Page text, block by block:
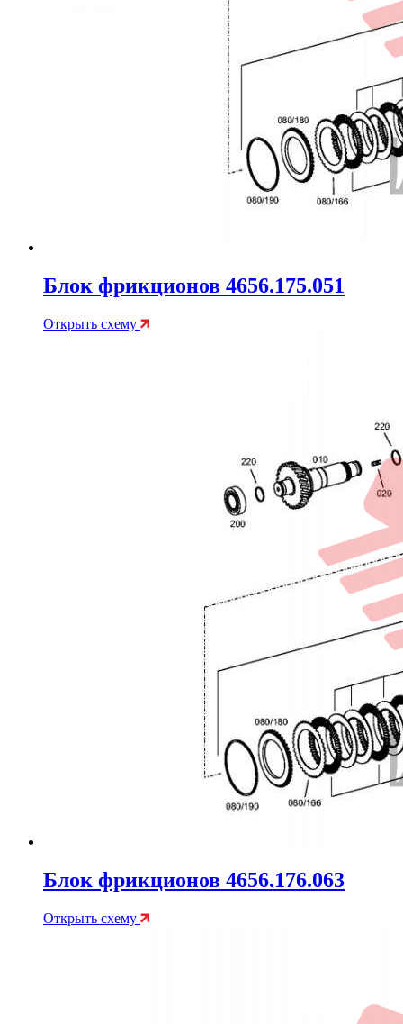
Блок фрикционов 4656.175.051
Открыть схему
Блок фрикционов 4656.176.063
Открыть схему